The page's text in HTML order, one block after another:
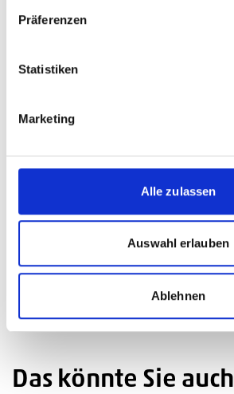
Präferenzen
Statistiken
Marketing
Alle zulassen
Auswahl erlauben
Ablehnen
E-Mail:
Das könnte Sie auch